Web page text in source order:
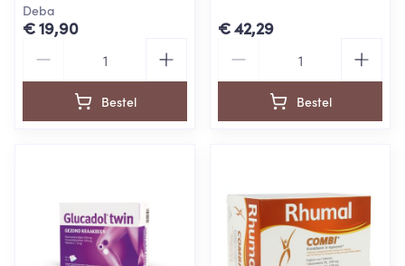
Deba
€ 19,90
Bestel
€ 42,29
Bestel